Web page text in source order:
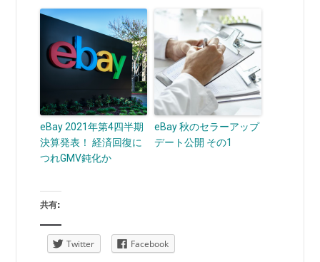
eBay 2021年第4四半期
決算発表！ 経済回復に
つれGMV鈍化か
eBay 秋のセラーアップ
デート公開 その1
共有:
Twitter Facebook